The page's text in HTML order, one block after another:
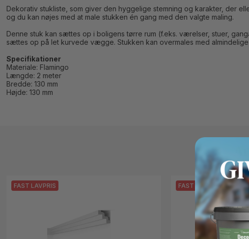
Dekorativ stukliste, som giver den hyggelige stemning og karakter, der
og du kan nøjes med at male stukken én gang med den valgte maling.
Denne stuk kan sættes op i boligens tørre rum (f.eks. værelser, stuer,
sættes op på let kurvede vægge. Stukken kan overmales med
Specifikationer
Materiale: Flamingo
Længde: 2 meter
Bredde: 130 mm
Højde: 130 mm
FAST LAVPRIS FAST LAVPRIS